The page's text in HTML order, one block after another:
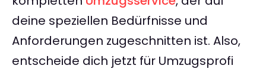
deine speziellen Bedürfnisse und
Anforderungen zugeschnitten ist. Also,
entscheide dich jetzt für Umzugsprofi